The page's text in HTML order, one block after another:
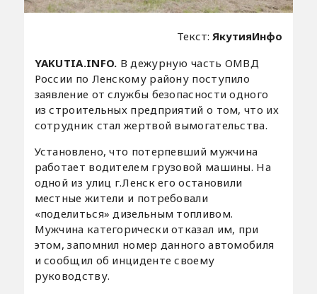
Текст: ЯкутияИнфо
YAKUTIA.INFO. В дежурную часть ОМВД
России по Ленскому району поступило
заявление от службы безопасности одного
из строительных предприятий о том, что их
сотрудник стал жертвой вымогательства.
Установлено, что потерпевший мужчина
работает водителем грузовой машины. На
одной из улиц г.Ленск его остановили
местные жители и потребовали
«поделиться» дизельным топливом.
Мужчина категорически отказал им, при
этом, запомнил номер данного автомобиля
и сообщил об инциденте своему
руководству.